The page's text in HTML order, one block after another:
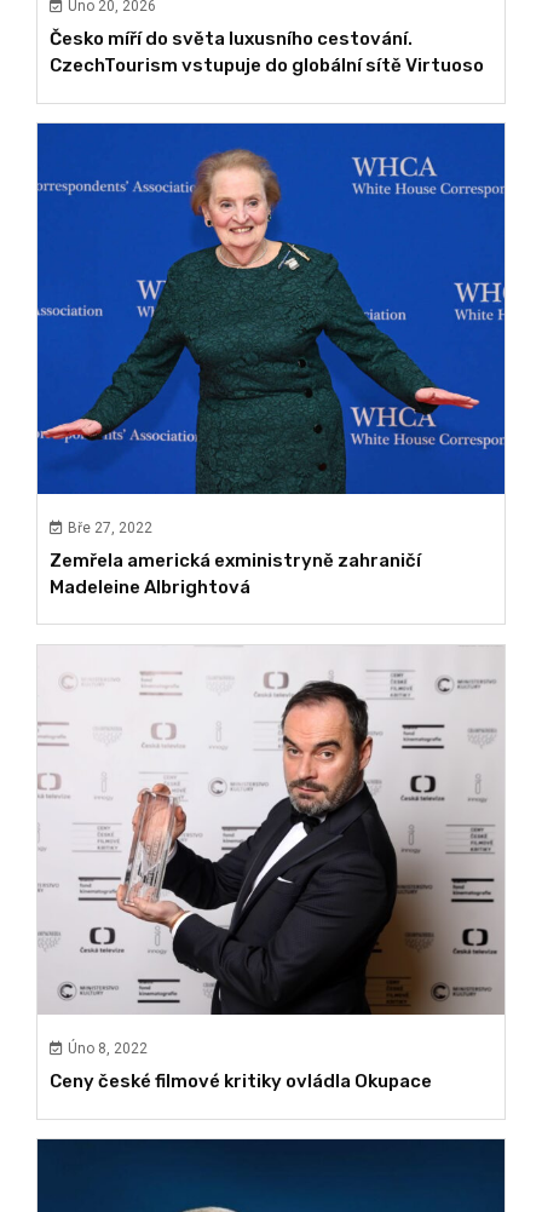
Úno 20, 2026
Česko míří do světa luxusního cestování.
CzechTourism vstupuje do globální sítě Virtuoso
Bře 27, 2022
Zemřela americká exministryně zahraničí
Madeleine Albrightová
Úno 8, 2022
Ceny české filmové kritiky ovládla Okupace